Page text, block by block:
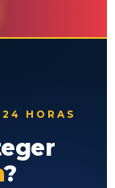
HORAS
?